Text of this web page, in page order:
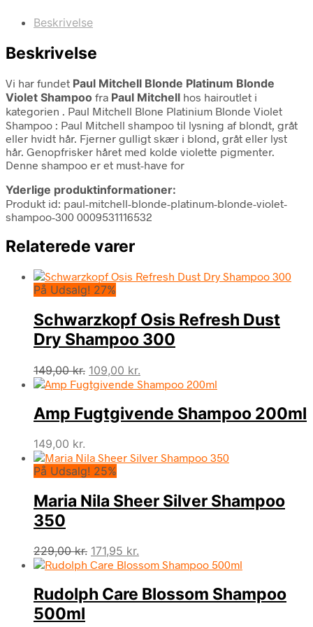
Beskrivelse
Beskrivelse
Vi har fundet Paul Mitchell Blonde Platinum Blonde
Violet Shampoo fra Paul Mitchell hos hairoutlet i
kategorien . Paul Mitchell Blone Platinium Blonde Violet
Shampoo : Paul Mitchell shampoo til lysning af blondt, gråt
eller hvidt hår. Fjerner gulligt skær i blond, gråt eller lyst
hår. Genopfrisker håret med kolde violette pigmenter.
Denne shampoo er et must-have for
Yderlige produktinformationer:
Produkt id: paul-mitchell-blonde-platinum-blonde-violet-
shampoo-300 0009531116532
Relaterede varer
På Udsalg! 27%
Schwarzkopf Osis Refresh Dust
Dry Shampoo 300
149,00kr. Den
oprindelige
var:
149,00 kr..
109,00 kr.
aktuelle
er:
109,00 kr..
Amp Fugtgivende Shampoo 200ml
149,00 kr.
På Udsalg! 25%
Maria Nila Sheer Silver Shampoo
350
229,00kr. Den
oprindelige
var:
229,00 kr..
171,95 kr.
aktuelle
er:
171,95 kr..
Rudolph Care Blossom Shampoo
500ml